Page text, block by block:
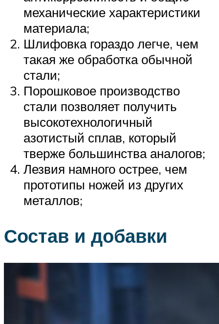
механические характеристики
материала;
Шлифовка гораздо легче, чем
такая же обработка обычной
стали;
Порошковое производство
стали позволяет получить
высокотехнологичный
азотистый сплав, который
тверже большинства аналогов;
Лезвия намного острее, чем
прототипы ножей из других
металлов;
Состав и добавки